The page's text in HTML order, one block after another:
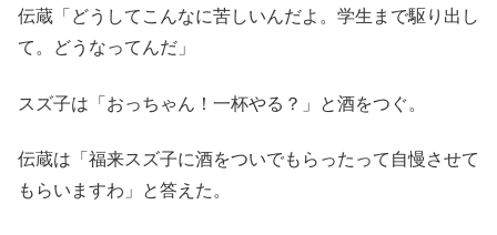
伝蔵「どうしてこんなに苦しいんだよ。学生まで駆り出し
て。どうなってんだ」
スズ子は「おっちゃん！一杯やる？」と酒をつぐ。
伝蔵は「福来スズ子に酒をついでもらったって自慢させて
もらいますわ」と答えた。